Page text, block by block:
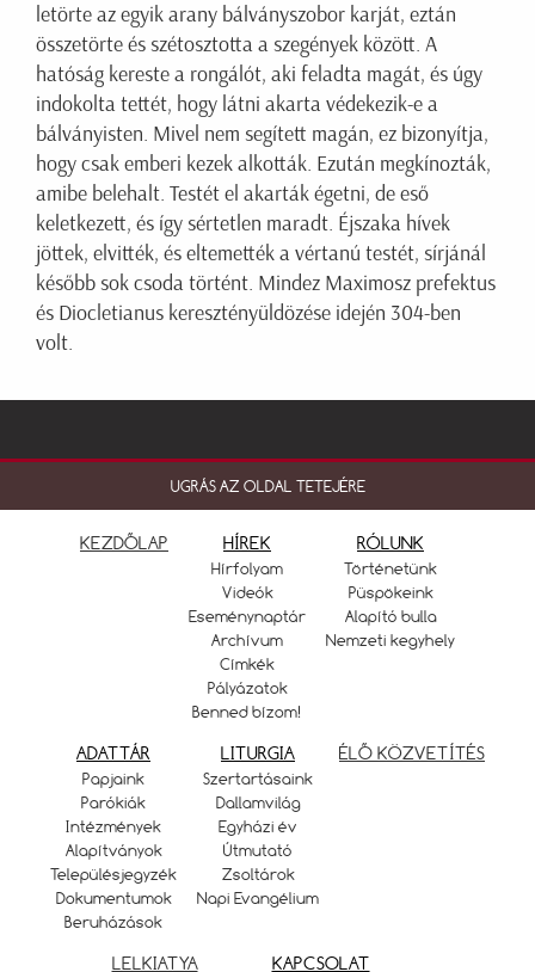
letörte az egyik arany bálványszobor karját, eztán
összetörte és szétosztotta a szegények között. A
hatóság kereste a rongálót, aki feladta magát, és úgy
indokolta tettét, hogy látni akarta védekezik-e a
bálványisten. Mivel nem segített magán, ez bizonyítja,
hogy csak emberi kezek alkották. Ezután megkínozták,
amibe belehalt. Testét el akarták égetni, de eső
keletkezett, és így sértetlen maradt. Éjszaka hívek
jöttek, elvitték, és eltemették a vértanú testét, sírjánál
később sok csoda történt. Mindez Maximosz prefektus
és Diocletianus keresztényüldözése idején 304-ben
volt.
UGRÁS AZ OLDAL TETEJÉRE
KEZDŐLAP HÍREK
Hírfolyam
Videók
Eseménynaptár
Archívum
Címkék
Pályázatok
Benned bízom!
RÓLUNK
Történetünk
Püspökeink
Alapító bulla
Nemzeti kegyhely
ADATTÁR
Papjaink
Parókiák
Intézmények
Alapítványok
Településjegyzék
Dokumentumok
Beruházások
LITURGIA
Szertartásaink
Dallamvilág
Egyházi év
Útmutató
Zsoltárok
Napi Evangélium
ÉLŐ KÖZVETÍTÉS
LELKIATYA KAPCSOLAT